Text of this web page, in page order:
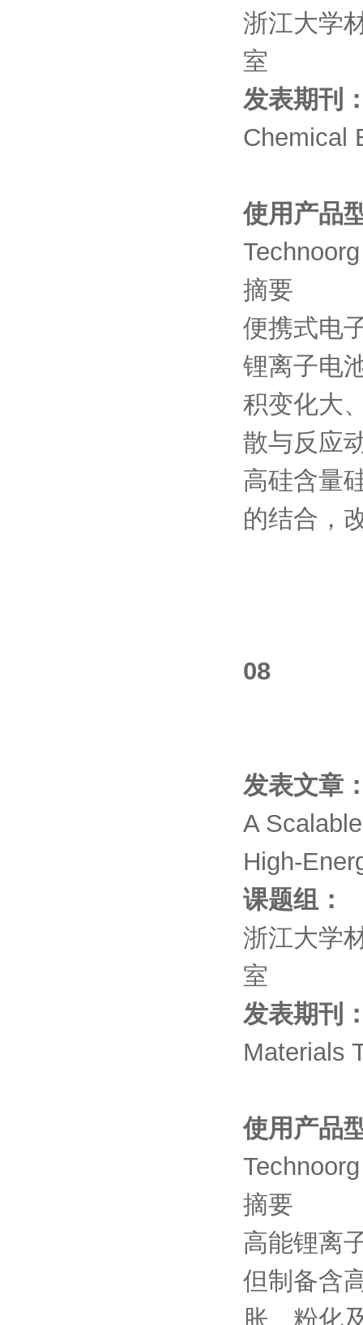
浙江大学
室
发表期刊
Chemical
使用产品
摘要
便携式电
锂离子电
积变化大
散与反应
高硅含量
的结合，
08
发表文章
A
High-
课题组：
浙江大学
室
发表期刊
Materials
使用产品
摘要
高能锂离
但制备含
胀、粉化